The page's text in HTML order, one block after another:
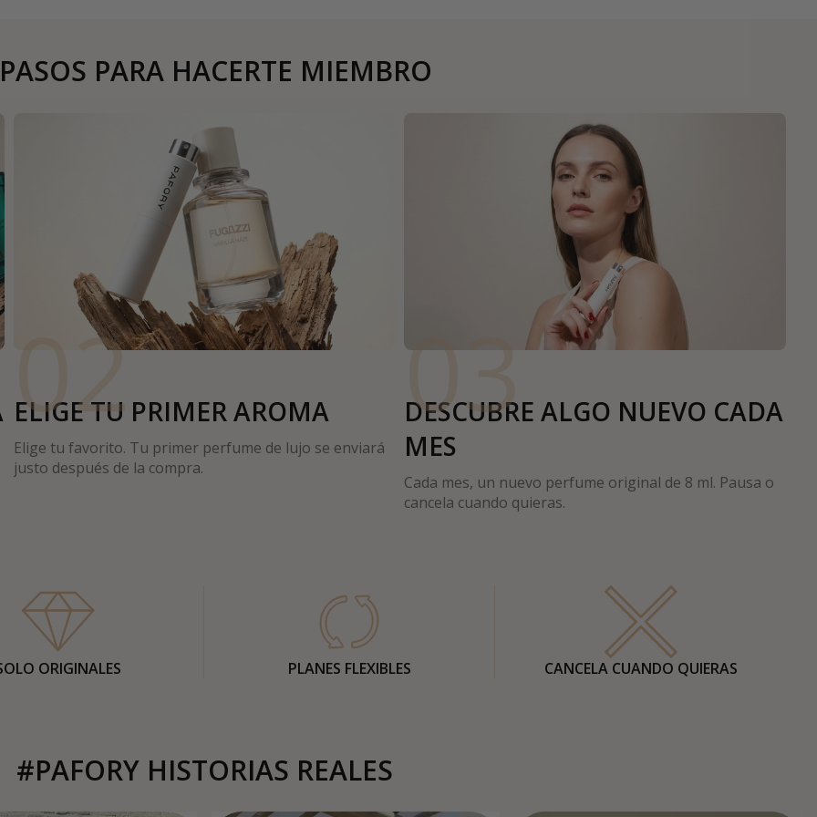
PARA HACERTE MIEMBRO
02
ELIGE TU PRIMER AROMA
Elige tu favorito. Tu primer perfume de lujo se enviará
justo después de la compra.
03
DESCUBRE ALGO NUEVO CADA
MES
Cada mes, un nuevo perfume original de 8 ml. Pausa o
cancela cuando quieras.
ORIGINALES PLANES FLEXIBLES CANCELA CUANDO QUIERAS
#PAFORY HISTORIAS REALES